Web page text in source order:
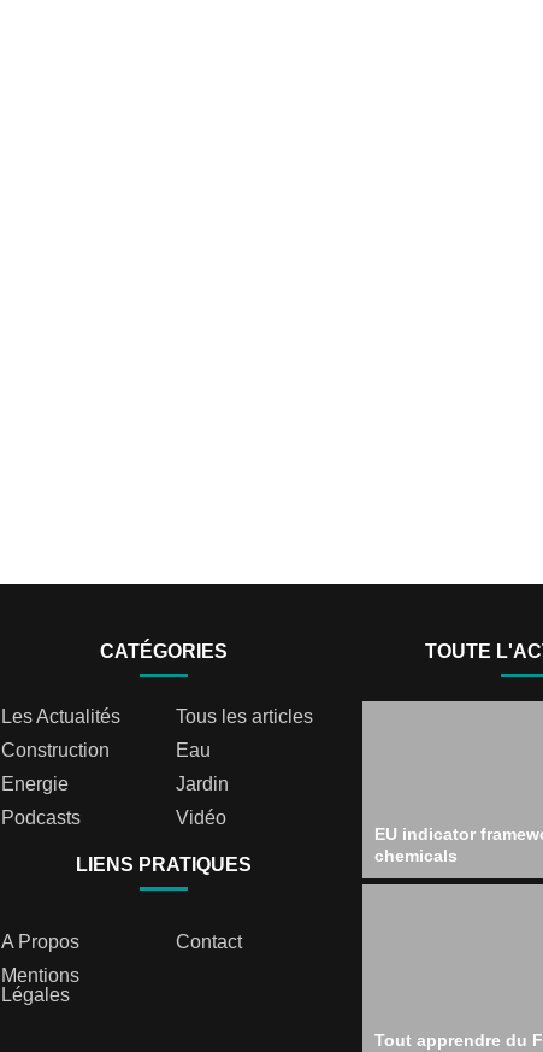
CATÉGORIES
Les Actualités
Tous les articles
Construction
Eau
Energie
Jardin
Podcasts
Vidéo
LIENS PRATIQUES
A Propos
Contact
Mentions
Légales
TOUTE
EU indicator
chemicals
Tout apprendre du